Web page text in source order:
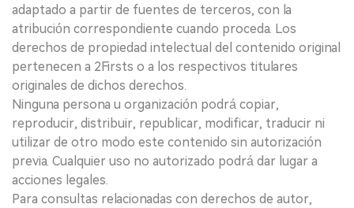
adaptado a partir de fuentes de terceros, con la
atribución correspondiente cuando proceda. Los
derechos de propiedad intelectual del contenido original
pertenecen a 2Firsts o a los respectivos titulares
originales de dichos derechos.
Ninguna persona u organización podrá copiar,
reproducir, distribuir, republicar, modificar, traducir ni
utilizar de otro modo este contenido sin autorización
previa. Cualquier uso no autorizado podrá dar lugar a
acciones legales.
Para consultas relacionadas con derechos de autor,